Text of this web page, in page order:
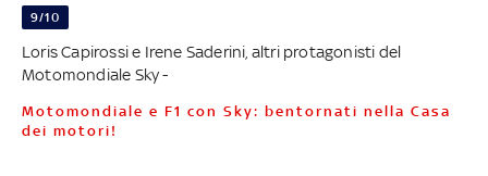
9/10
Loris Capirossi e Irene Saderini, altri protagonisti del
Motomondiale Sky -
Motomondiale e F1 con Sky: bentornati nella Casa
dei motori!